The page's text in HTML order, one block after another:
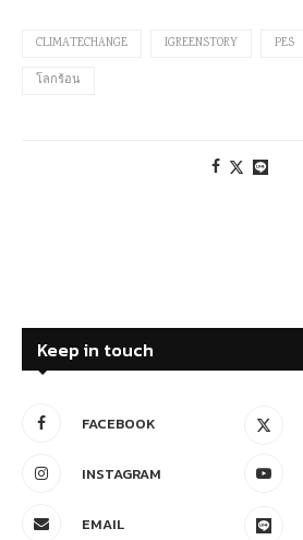
CLIMATECHANGE IGREENSTORY PES
โลกร้อน
Keep in touch
FACEBOOK
INSTAGRAM
EMAIL